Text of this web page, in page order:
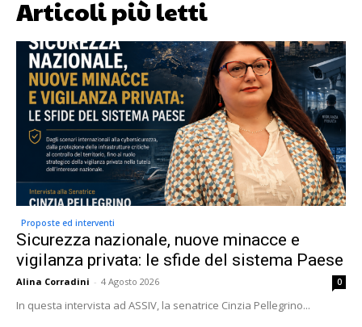
Articoli più letti
Proposte ed interventi
Sicurezza nazionale, nuove minacce e
vigilanza privata: le sfide del sistema Paese
Alina Corradini - 4 Agosto 2026 0
In questa intervista ad ASSIV, la senatrice Cinzia Pellegrino...